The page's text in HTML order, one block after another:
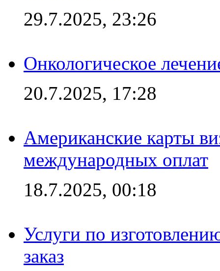
29.7.2025, 23:26
Онкологическое
20.7.2025, 17:28
Американские карты
международных оплат
18.7.2025, 00:18
Услуги по
заказ